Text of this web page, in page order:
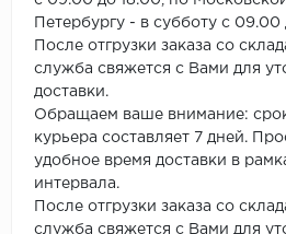
Петербургу - в субботу с 09.00
После отгрузки заказа со
служба свяжется с Вами для
доставки.
Обращаем ваше внимание:
курьера составляет 7 дней.
удобное время доставки в
интервала.
После отгрузки заказа со
служба свяжется с Вами для